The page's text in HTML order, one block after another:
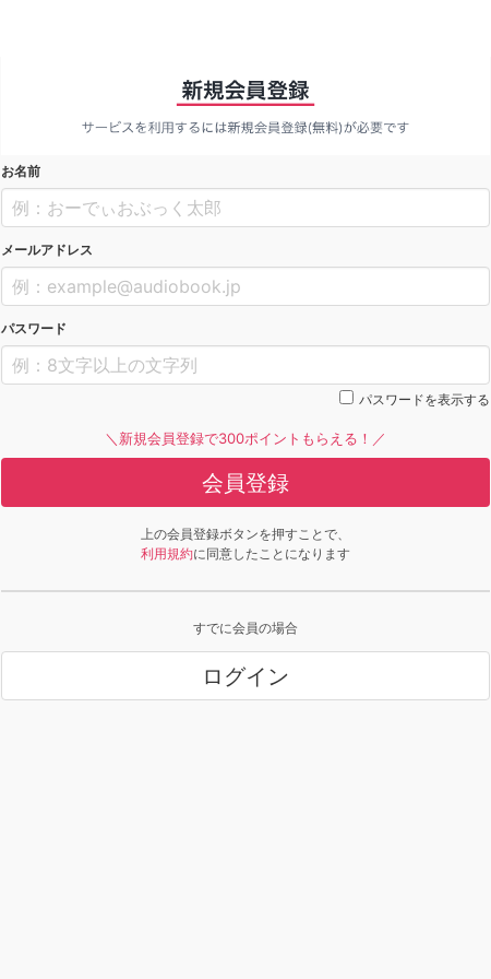
お名前
メールアドレス
パスワード
パスワードを表示する
＼新規会員登録で300ポイントもらえる！／
会員登録
上の会員登録ボタンを押すことで、
利用規約に同意したことになります
すでに会員の場合
ログイン